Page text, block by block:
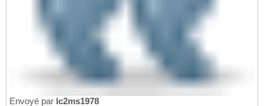
Envoyé par lc2ms1978